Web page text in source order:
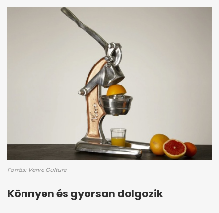
Forrás: Verve Culture
Könnyen és gyorsan dolgozik